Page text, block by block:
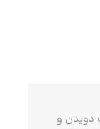
دویدن و